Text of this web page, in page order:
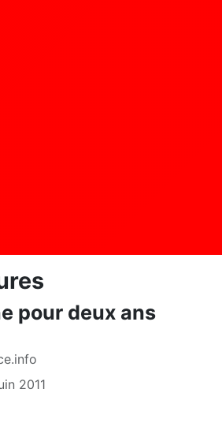
pour deux ans
2011